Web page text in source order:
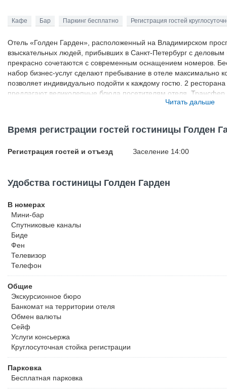
Кафе Бар Паркинг бесплатно Регистрация гостей
Отель «Голден Гарден», расположенный на Владимирском
взыскательных людей, прибывших в Санкт-Петербург с деловым
прекрасно сочетаются с современным оснащением номеров.
набор бизнес-услуг сделают пребывание в отеле
позволяет индивидуально подойти к каждому гостю. 2
предлагают великолепные блюда посетителям отеля. Трансфер
вот лишь малая часть возможностей бутик-отеля.Читать дальше
Время регистрации гостей гостиницы Голден
Регистрация гостей и отъезд Заселение 14:00
Удобства гостиницы Голден Гарден
В номерах
Мини-бар
Спутниковые каналы
Биде
Фен
Телевизор
Телефон
Общие
Экскурсионное бюро
Банкомат на территории отеля
Обмен валюты
Сейф
Услуги консьержа
Круглосуточная стойка регистрации
Парковка
Бесплатная парковка